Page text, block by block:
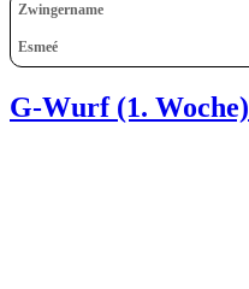
Zwingername
Esmeé
G-Wurf (1. Woche)